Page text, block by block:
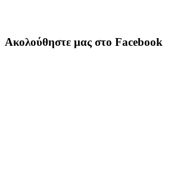
Ακολούθηστε μας στο Facebook